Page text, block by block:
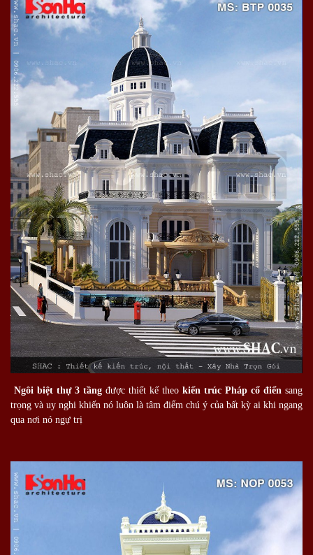
Ngôi biệt thự 3 tầng được thiết kế theo kiến trúc Pháp cổ điển sang
trọng và uy nghi khiến nó luôn là tâm điểm chú ý của bất kỳ ai khi ngang
qua nơi nó ngự trị